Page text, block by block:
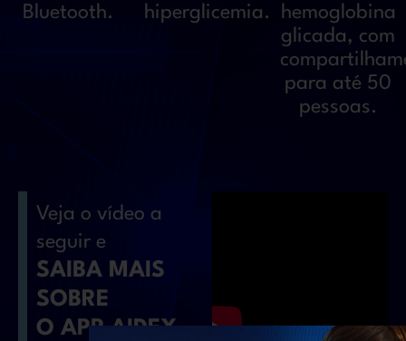
Bluetooth.
hiperglicemia.
hemoglobina
glicada, com
para até 50
pessoas.
Veja o vídeo a
seguir e
SAIBA MAIS
SOBRE
O APP AIDEX